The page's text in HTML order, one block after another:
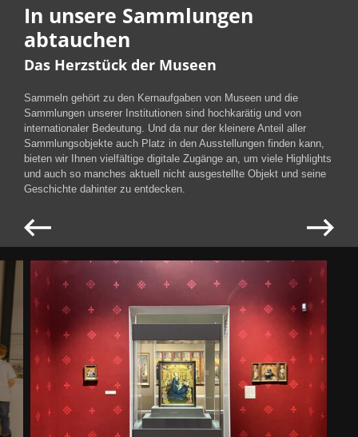
In unsere Sammlungen
abtauchen
Das Herzstück der Museen
Sammeln gehört zu den Kernaufgaben von Museen und die
Sammlungen unserer Institutionen sind hochkarätig und von
internationaler Bedeutung. Und da nur der kleinere Anteil aller
Sammlungsobjekte auch Platz in den Ausstellungen finden kann,
bieten wir Ihnen vielfältige digitale Zugänge an, um viele Highlights
und auch so manches aktuell nicht ausgestellte Objekt und seine
Geschichte dahinter zu entdecken.